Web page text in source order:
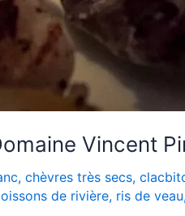
Vincent
, chèvres très secs,
de rivière, ris de veau